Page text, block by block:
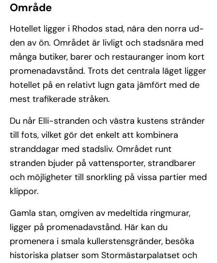
Område
Hotellet ligger i Rhodos stad, nära den norra ud­
den av ön. Området är livligt och stadsnära med
många butiker, barer och restauranger inom kort
promenadavstånd. Trots det centrala läget ligger
hotellet på en relativt lugn gata jämfört med de
mest trafikerade stråken.
Du når Elli-stranden och västra kustens stränder
till fots, vilket gör det enkelt att kombinera
stranddagar med stadsliv. Området runt
stranden bjuder på vattensporter, strandbarer
och möjligheter till snorkling på vissa partier med
klippor.
Gamla stan, omgiven av medeltida ringmurar,
ligger på promenadavstånd. Här kan du
promenera i smala kullerstensgränder, besöka
historiska platser som Stormästarpalatset och